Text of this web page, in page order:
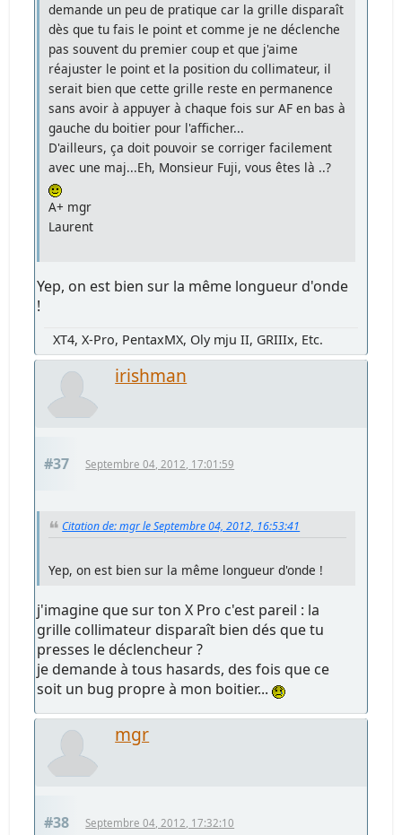
demande un peu de pratique car la grille disparaît
dès que tu fais le point et comme je ne déclenche
pas souvent du premier coup et que j'aime
réajuster le point et la position du collimateur, il
serait bien que cette grille reste en permanence
sans avoir à appuyer à chaque fois sur AF en bas à
gauche du boitier pour l'afficher...
D'ailleurs, ça doit pouvoir se corriger facilement
avec une maj...Eh, Monsieur Fuji, vous êtes là ..?
A+ mgr
Laurent
Yep, on est bien sur la même longueur d'onde
!
XT4, X-Pro, PentaxMX, Oly mju II, GRIIIx, Etc.
irishman
#37 Septembre 04, 2012, 17:01:59
Citation de: mgr le Septembre 04, 2012, 16:53:41
Yep, on est bien sur la même longueur d'onde !
j'imagine que sur ton X Pro c'est pareil : la
grille collimateur disparaît bien dés que tu
presses le déclencheur ?
je demande à tous hasards, des fois que ce
soit un bug propre à mon boitier...
mgr
#38 Septembre 04, 2012, 17:32:10